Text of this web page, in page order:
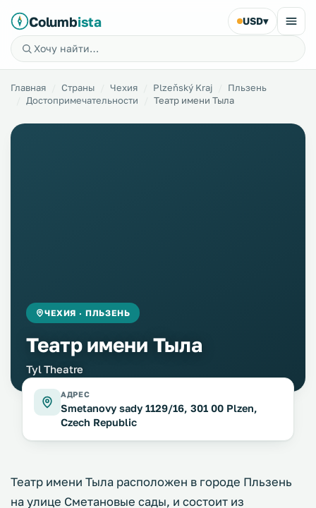
Columbista USD▾
Главная Страны Чехия Plzeňský Kraj
Пльзень
Достопримечательности
Театр имени Тыла
ЧЕХИЯ · ПЛЬЗЕНЬ
Театр имени Тыла
Tyl Theatre
АДРЕС
Smetanovy sady 1129/16, 301 00 Plzen,
Czech Republic
Театр имени Тыла расположен в городе Пльзень
на улице Сметановые сады, и состоит из